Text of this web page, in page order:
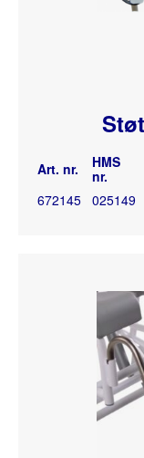
Art. nr.
HMS
nr.
672145 025149